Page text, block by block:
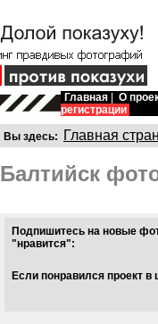
Главная
О
регистрации
Вы здесь: Главная
Балтийск
Подпишитесь на новые
"нравится":
Если понравился проект